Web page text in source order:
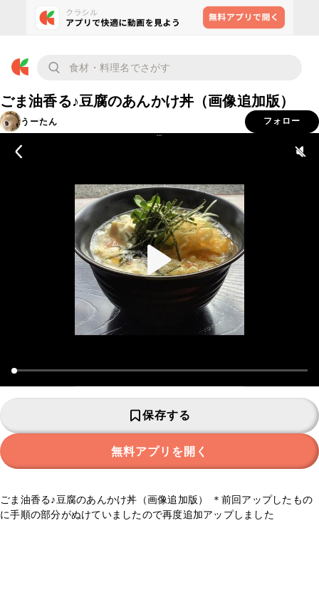
ごま油香る♪豆腐のあんかけ丼（画像追加版）
うーたん フォロー
保存する
無料アプリを開く
ごま油香る♪豆腐のあんかけ丼（画像追加版） ＊前回アップしたもの
に手順の部分がぬけていましたので再度追加アップしました